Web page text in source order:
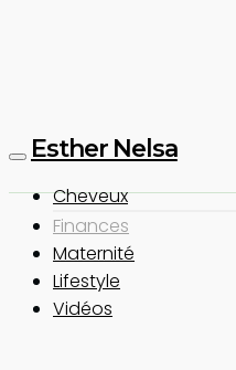
Esther Nelsa
Cheveux
Finances
Maternité
Lifestyle
Vidéos